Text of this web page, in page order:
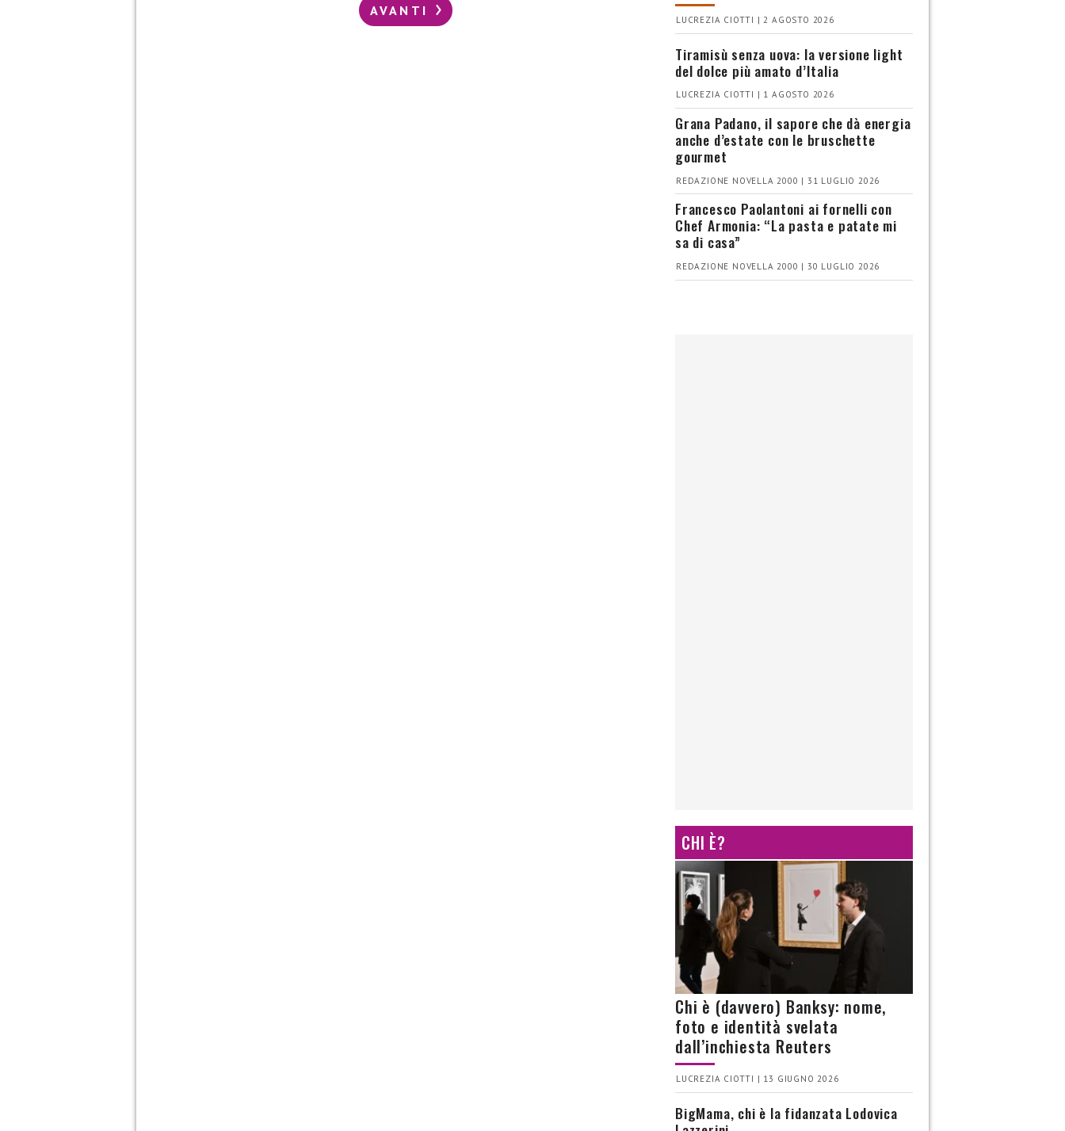
AVANTI
LUCREZIA CIOTTI | 2 AGOSTO 2026
Tiramisù senza uova: la versione light
del dolce più amato d’Italia
LUCREZIA CIOTTI | 1 AGOSTO 2026
Grana Padano, il sapore che dà energia
anche d’estate con le bruschette
gourmet
REDAZIONE NOVELLA 2000 | 31 LUGLIO 2026
Francesco Paolantoni ai fornelli con
Chef Armonia: “La pasta e patate mi
sa di casa”
REDAZIONE NOVELLA 2000 | 30 LUGLIO 2026
CHI È?
Chi è (davvero) Banksy: nome,
foto e identità svelata
dall’inchiesta Reuters
LUCREZIA CIOTTI | 13 GIUGNO 2026
BigMama, chi è la fidanzata Lodovica